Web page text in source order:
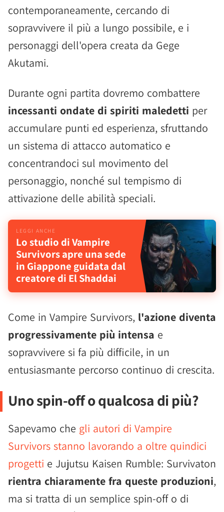
contemporaneamente, cercando di
sopravvivere il più a lungo possibile, e i
personaggi dell'opera creata da Gege
Akutami.
Durante ogni partita dovremo combattere
incessanti ondate di spiriti maledetti per
accumulare punti ed esperienza, sfruttando
un sistema di attacco automatico e
concentrandoci sul movimento del
personaggio, nonché sul tempismo di
attivazione delle abilità speciali.
Lo studio di Vampire
Survivors apre una sede
in Giappone guidata dal
creatore di El Shaddai
Come in Vampire Survivors, l'azione diventa
progressivamente più intensa e
sopravvivere si fa più difficile, in un
entusiasmante percorso continuo di crescita.
Uno spin-off o qualcosa di più?
Sapevamo che gli autori di Vampire
Survivors stanno lavorando a oltre quindici
progetti e Jujutsu Kaisen Rumble: Survivaton
rientra chiaramente fra queste produzioni,
ma si tratta di un semplice spin-off o di